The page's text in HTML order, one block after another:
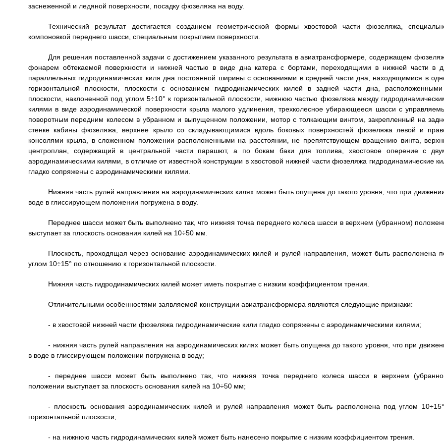
заснеженной и ледяной поверхности, посадку фюзеляжа на воду.
Технический результат достигается созданием геометрической формы хвостовой части фюзеляжа,
компоновкой переднего шасси, специальным покрытием поверхности.
Для решения поставленной задачи с достижением указанного результата в авиатрансформере, содержащем
фонарем обтекаемой поверхности и нижней частью в виде дна катера с бортами, переходящими в нижней части в
параллельных гидродинамических киля дна постоянной ширины с основаниями в средней части дна, находящимися в
горизонтальной плоскости, плоскости с основанием гидродинамических килей в задней части дна,
плоскости, наклоненной под углом 5÷10° к горизонтальной плоскости, нижнюю частью фюзеляжа между
килями в виде аэродинамической поверхности крыла малого удлинения, трехколесное убирающееся шасси с
поворотным передним колесом в убранном и выпущенном положении, мотор с толкающим винтом, закрепленный на
стенке кабины фюзеляжа, верхнее крыло со складывающимися вдоль боковых поверхностей фюзеляжа левой и
консолями крыла, в сложенном положении расположенными на расстоянии, не препятствующем вращению винта,
центроплан, содержащий в центральной части парашют, а по бокам баки для топлива, хвостовое оперение с
аэродинамическими килями, в отличие от известной конструкции в хвостовой нижней части фюзеляжа гидродинамические
гладко сопряжены с аэродинамическими килями.
Нижняя часть рулей направления на аэродинамических килях может быть опущена до такого уровня, что при
воде в глиссирующем положении погружена в воду.
Переднее шасси может быть выполнено так, что нижняя точка переднего колеса шасси в верхнем (убранном)
выступает за плоскость основания килей на 10÷50 мм.
Плоскость, проходящая через основание аэродинамических килей и рулей направления, может быть расположена
углом 10÷15° по отношению к горизонтальной плоскости.
Нижняя часть гидродинамических килей может иметь покрытие с низким коэффициентом трения.
Отличительными особенностями заявляемой конструкции авиатрансформера являются следующие признаки:
- в хвостовой нижней части фюзеляжа гидродинамические кили гладко сопряжены с аэродинамическими килями;
- нижняя часть рулей направления на аэродинамических килях может быть опущена до такого уровня, что при
в воде в глиссирующем положении погружена в воду;
- переднее шасси может быть выполнено так, что нижняя точка переднего колеса шасси в верхнем
положении выступает за плоскость основания килей на 10÷50 мм;
- плоскость основания аэродинамических килей и рулей направления может быть расположена под углом
горизонтальной плоскости;
- на нижнюю часть гидродинамических килей может быть нанесено покрытие с низким коэффициентом трения.